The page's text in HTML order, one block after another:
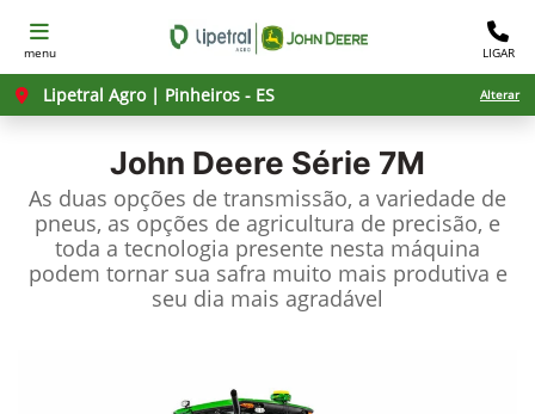
menu LIGAR
Lipetral Agro | Pinheiros - ES Alterar
John Deere Série 7M
As duas opções de transmissão, a variedade de
pneus, as opções de agricultura de precisão, e
toda a tecnologia presente nesta máquina
podem tornar sua safra muito mais produtiva e
seu dia mais agradável